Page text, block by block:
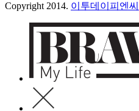
Copyright 2014. 이투데이피엔씨